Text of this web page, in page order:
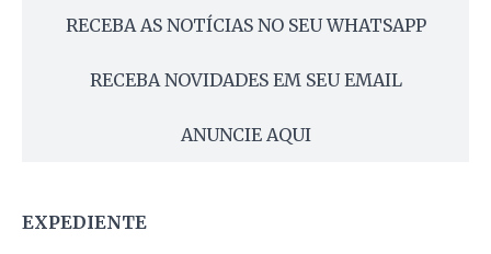
RECEBA AS NOTÍCIAS NO SEU WHATSAPP
RECEBA NOVIDADES EM SEU EMAIL
ANUNCIE AQUI
EXPEDIENTE